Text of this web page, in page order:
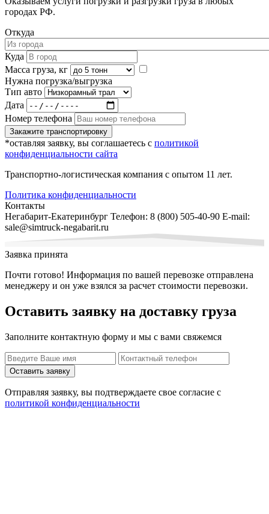
городах РФ.
Откуда
Куда
Масса груза, кг
Нужна погрузка/выгрузка
Тип авто
Дата
Номер телефона
Закажите транспортировку
*оставляя заявку, вы соглашаетесь с политикой
конфиденциальности сайта
Транспортно-логистическая компания с опытом 11 лет.
Политика конфиденциальности
Контакты
Негабарит-Екатеринбург Телефон: 8 (800) 505-40-90 E-mail:
sale@simtruck-negabarit.ru
Заявка принята
Почти готово! Информация по вашей перевозке отправлена
менеджеру и он уже взялся за расчет стоимости перевозки.
Оставить заявку на доставку груза
Заполните контактную форму и мы с вами свяжемся
Оставить заявку
Отправляя заявку, вы подтверждаете свое согласие с
политикой конфиденциальности